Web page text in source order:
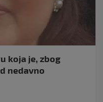
koja je, zbog
nedavno